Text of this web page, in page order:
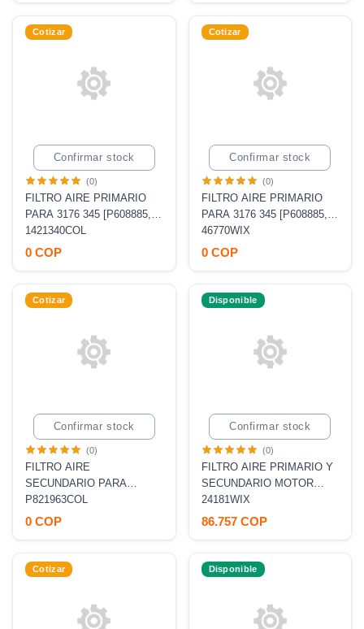
Confirmar stock
Cotizar
(0)
FILTRO AIRE PRIMARIO
PARA 3176 345 [P608885,
AF25627, RS4638]
1421340COL
0 COP
Confirmar stock
Cotizar
(0)
FILTRO AIRE PRIMARIO
PARA 3176 345 [P608885,
AF25627, RS4638]
46770WIX
0 COP
Confirmar stock
Cotizar
(0)
FILTRO AIRE
SECUNDARIO PARA
6BG1T 4HK HITACHI EX220
ZX210 CASE CX210
P821963COL
0 COP
Confirmar stock
Disponible
(0)
FILTRO AIRE PRIMARIO Y
SECUNDARIO MOTOR
6BG1T 4HK 6HK1-TCN
HITACHI EX220 ZX210
24181WIX
86.757 COP
Cotizar Disponible